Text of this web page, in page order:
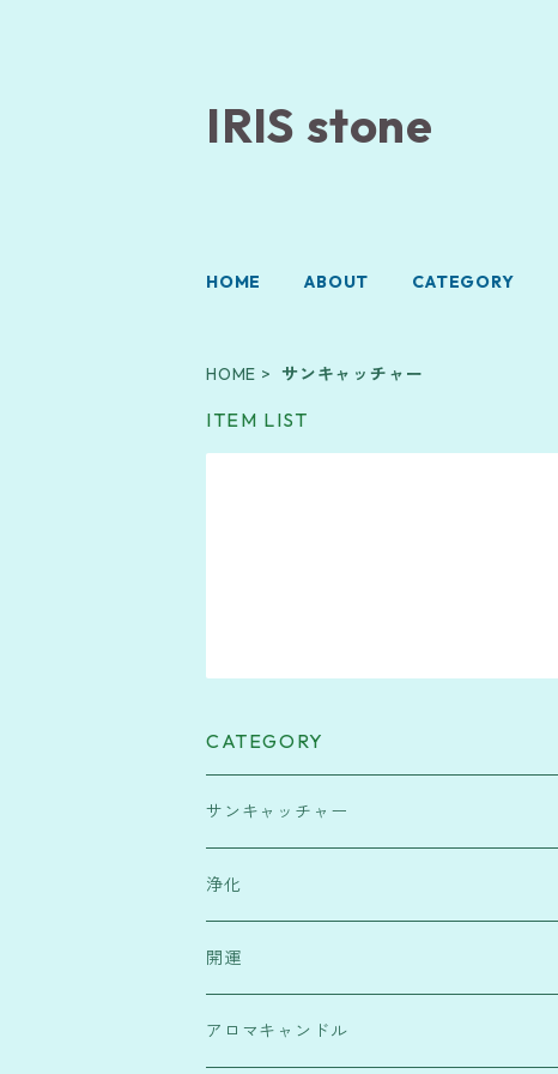
IRIS stone
HOME ABOUT CATEGORY
HOME サンキャッチャー
ITEM LIST
CATEGORY
サンキャッチャー
緑・健康運
水色・高次元宇宙と繋がり
赤・行動力
浄化
塩
浄化スプレー
開運
霊符
アロマキャンドル